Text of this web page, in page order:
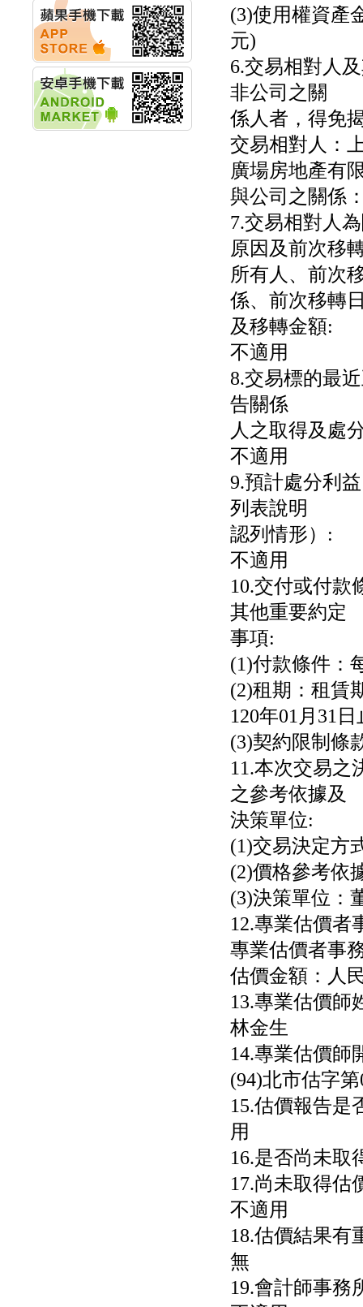
碩通散熱股份有限公司
公告董事會通過發言人
及代理發
華旭先進:代重要子公司
碩通散熱股份有限公司
公告董事會決議發行員
工認股權
華旭先進:代重要子公司
碩通散熱股份有限公司
(3)使用權資產
元)
6.交易相對人
非公司之關
係人者，得免
交易相對人：
廣場房地產有
與公司之關係
7.交易相對人
原因及前次移
所有人、前次
係、前次移轉
及移轉金額:
不適用
8.交易標的最
告關係
人之取得及處
不適用
9.預計處分利
列表說明
認列情形）:
不適用
10.交付或付款
其他重要約定
事項:
(1)付款條件：
(2)租期：租賃
120年01月31日
(3)契約限制條
11.本次交易之
之參考依據及
決策單位:
(1)交易決定方
(2)價格參考依
(3)決策單位：
12.專業估價者
專業估價者事
估價金額：人
13.專業估價師
林金生
14.專業估價師
(94)北市估字第
15.估價報告是
用
16.是否尚未取
17.尚未取得估
不適用
18.估價結果有
無
19.會計師事務